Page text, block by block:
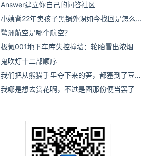
Answer建立你自己的问答社区
小姨背22年卖孩子黑锅外甥如今找回是怎么回
事
鹭洲航空是哪个航空？
极氪001地下车库失控撞墙：轮胎冒出浓烟
鬼吹灯十二部顺序
我们把从熊猫手里夺下来的笋，都塞到了豆干
里！
我哪是想去赏花啊，不过是图那份便当罢了